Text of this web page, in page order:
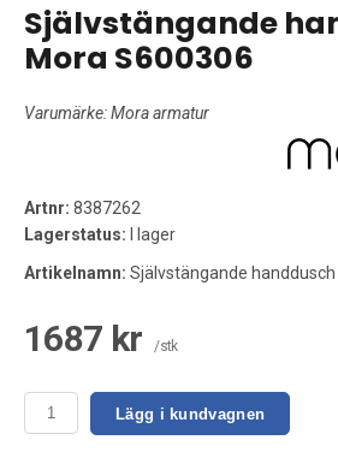
Självstängande
Mora S600306
Varumärke:Mora armatur
Artnr: 8387262
Lagerstatus: I lager
Artikelnamn: Självstängande
1687 kr /stk
Lägg i kundvagnen